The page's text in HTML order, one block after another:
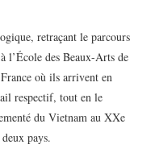
retraçant le parcours
l’École des Beaux-Arts de
où ils arrivent en
respectif, tout en le
du Vietnam au XXe
pays.